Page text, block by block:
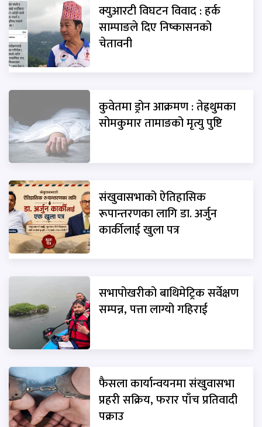
क्युआरटी विघटन विवाद : हर्क
साम्पाङले दिए निष्कासनको
चेतावनी
कुवेतमा ड्रोन आक्रमण : तेह्रथुमका
सोमकुमार तामाङको मृत्यु पुष्टि
संखुवासभाको ऐतिहासिक
रूपान्तरणका लागि डा. अर्जुन
कार्कीलाई खुला पत्र
सभापोखरीको बाथिमेट्रिक सर्वेक्षण
सम्पन्न, पत्ता लाग्यो गहिराई
फैसला कार्यान्वयनमा संखुवासभा
प्रहरी सक्रिय, फरार पाँच प्रतिवादी
पक्राउ